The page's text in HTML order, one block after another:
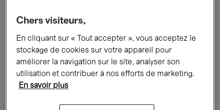
Tous les événements Concerts
Expositions Performances
Rencontres & Débats
Musique classique Global Music
Chers visiteurs,
En cliquant sur « Tout accepter », vous acceptez le
stockage de cookies sur votre appareil pour
améliorer la navigation sur le site, analyser son
utilisation et contribuer à nos efforts de marketing.
En savoir plus